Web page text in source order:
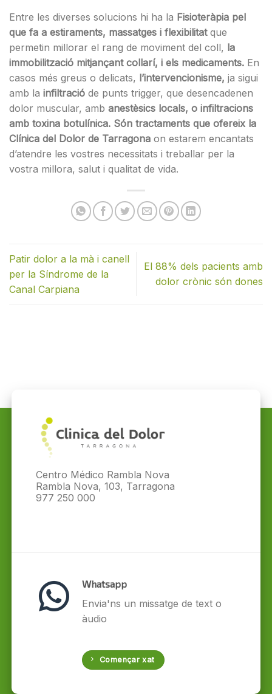
Entre les diverses solucions hi ha la Fisioteràpia pel
que fa a estiraments, massatges i flexibilitat que
permetin millorar el rang de moviment del coll, la
immobilització mitjançant collarí, i els medicaments. En
casos més greus o delicats, l’intervencionisme, ja sigui
amb la infiltració de punts trigger, que desencadenen
dolor muscular, amb anestèsics locals, o infiltracions
amb toxina botulínica. Són tractaments que ofereix la
Clínica del Dolor de Tarragona on estarem encantats
d’atendre les vostres necessitats i treballar per la
vostra millora, salut i qualitat de vida.
Patir dolor a la mà i canell
per la Síndrome de la
Canal Carpiana
El 88% dels pacients amb
dolor crònic són dones
Centro Médico Rambla Nova
Rambla Nova, 103, Tarragona
977 250 000
Whatsapp
Envia'ns un missatge de text o
àudio
Començar xat